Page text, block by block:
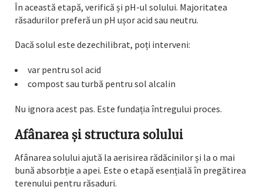
În această etapă, verifică și pH-ul solului. Majoritatea
răsadurilor preferă un pH ușor acid sau neutru.
Dacă solul este dezechilibrat, poți interveni:
var pentru sol acid
compost sau turbă pentru sol alcalin
Nu ignora acest pas. Este fundația întregului proces.
Afânarea și structura solului
Afânarea solului ajută la aerisirea rădăcinilor și la o mai
bună absorbție a apei. Este o etapă esențială în pregătirea
terenului pentru răsaduri.